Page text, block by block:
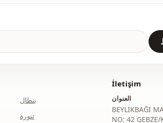
السماكة رفيع
القالب عادي
تفاصيل الكم كم طويل
بنطال
تنورة
İletişim
العنوان
BEYLİKBAĞI
NO: 42 GEBZE/